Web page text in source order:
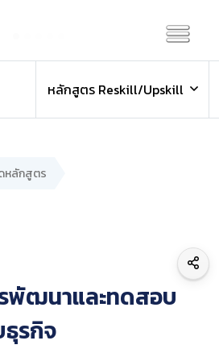
หลักสูตร Reskill/Upskill
หลักสูตร
พัฒนาและทดสอบ
รกิจ